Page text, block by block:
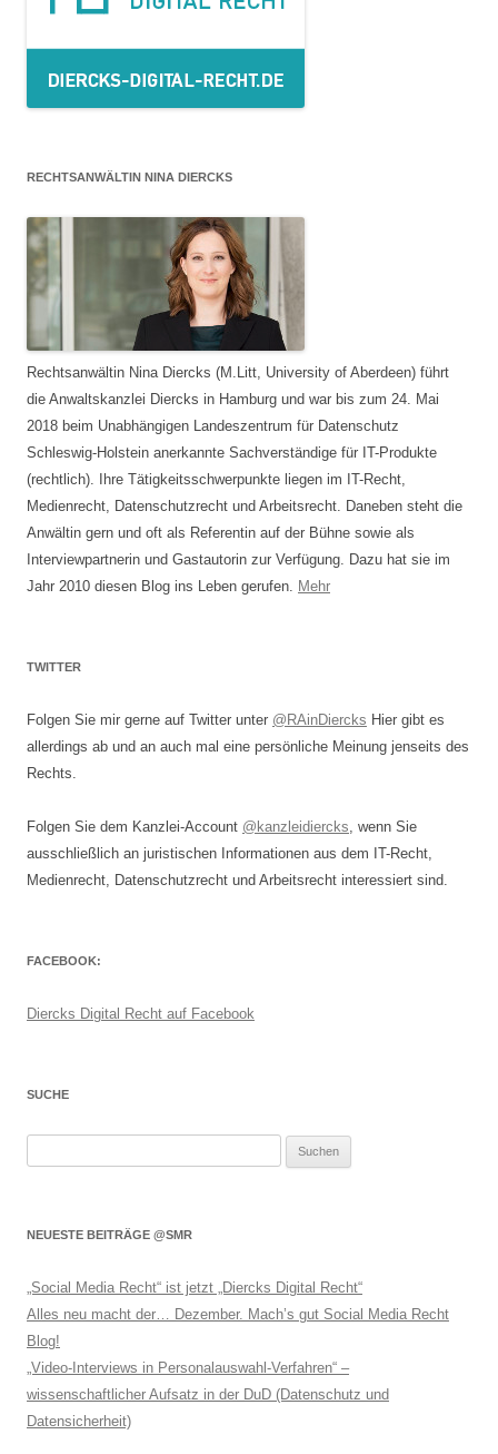
RECHTSANWÄLTIN NINA DIERCKS
Rechtsanwältin Nina Diercks (M.Litt, University of Aberdeen) führt
die Anwaltskanzlei Diercks in Hamburg und war bis zum 24. Mai
2018 beim Unabhängigen Landeszentrum für Datenschutz
Schleswig-Holstein anerkannte Sachverständige für IT-Produkte
(rechtlich). Ihre Tätigkeitsschwerpunkte liegen im IT-Recht,
Medienrecht, Datenschutzrecht und Arbeitsrecht. Daneben steht die
Anwältin gern und oft als Referentin auf der Bühne sowie als
Interviewpartnerin und Gastautorin zur Verfügung. Dazu hat sie im
Jahr 2010 diesen Blog ins Leben gerufen. Mehr
TWITTER
Folgen Sie mir gerne auf Twitter unter @RAinDiercks Hier gibt es
allerdings ab und an auch mal eine persönliche Meinung jenseits des
Rechts.
Folgen Sie dem Kanzlei-Account @kanzleidiercks, wenn Sie
ausschließlich an juristischen Informationen aus dem IT-Recht,
Medienrecht, Datenschutzrecht und Arbeitsrecht interessiert sind.
FACEBOOK:
Diercks Digital Recht auf Facebook
SUCHE
NEUESTE BEITRÄGE @SMR
„Social Media Recht“ ist jetzt „Diercks Digital Recht“
Alles neu macht der… Dezember. Mach’s gut Social Media Recht
Blog!
„Video-Interviews in Personalauswahl-Verfahren“ –
wissenschaftlicher Aufsatz in der DuD (Datenschutz und
Datensicherheit)